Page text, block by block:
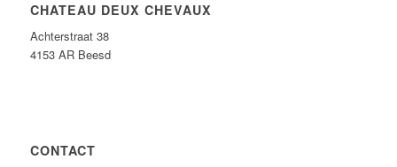
CHATEAU DEUX CHEVAUX
Achterstraat 38
4153 AR Beesd
CONTACT